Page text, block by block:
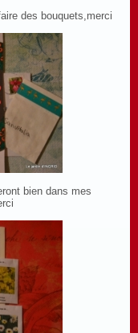
des bouquets,merci
bien dans mes